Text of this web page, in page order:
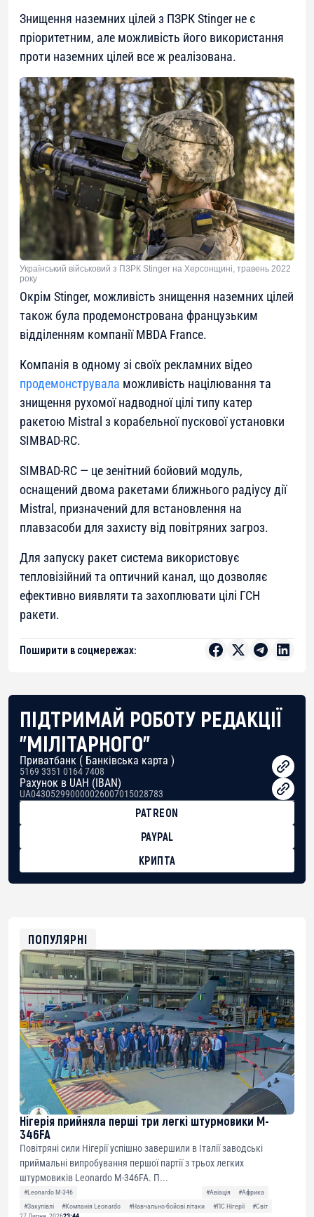
Знищення наземних цілей з ПЗРК Stinger не є
пріоритетним, але можливість його використання
проти наземних цілей все ж реалізована.
Український військовий з ПЗРК Stinger на Херсонщині, травень 2022
року
Окрім Stinger, можливість знищення наземних цілей
також була продемонстрована французьким
відділенням компанії MBDA France.
Компанія в одному зі своїх рекламних відео
продемонструвала можливість націлювання та
знищення рухомої надводної цілі типу катер
ракетою Mistral з корабельної пускової установки
SIMBAD-RC.
SIMBAD-RC — це зенітний бойовий модуль,
оснащений двома ракетами ближнього радіусу дії
Mistral, призначений для встановлення на
плавзасоби для захисту від повітряних загроз.
Для запуску ракет система використовує
тепловізійний та оптичний канал, що дозволяє
ефективно виявляти та захоплювати цілі ГСН
ракети.
Поширити в соцмережах:
ПІДТРИМАЙ РОБОТУ РЕДАКЦІЇ
"МІЛІТАРНОГО"
Приватбанк ( Банківська карта )
5169 3351 0164 7408
Рахунок в UAH (IBAN)
UA043052990000026007015028783
PATREON
PAYPAL
КРИПТА
0xfD02863D3289416fcF50975c9DFda13623f97758
ПОПУЛЯРНІ
Нігерія прийняла перші три легкі штурмовики M-
346FA
Повітряні сили Нігерії успішно завершили в Італії заводські
приймальні випробування першої партії з трьох легких
штурмовиків Leonardo M-346FA. П...
#Leonardo M-346 #Авіація
#Африка
#Закупівлі
#Компанія Leonardo #Навчально-бойові літаки #ПС Нігерії
#Світ